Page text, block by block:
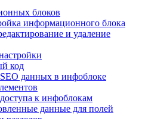
блоков
информационного блока
и удаление
код
данных в инфоблоке
к инфоблокам
данные для полей